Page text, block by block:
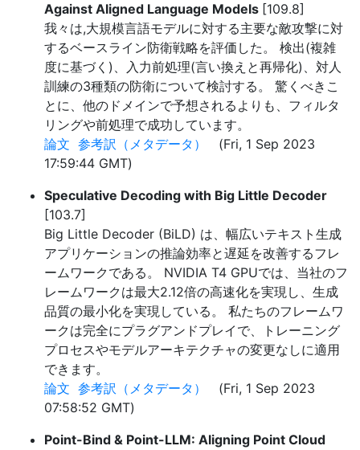
Against Aligned Language Models [109.8]
我々は,大規模言語モデルに対する主要な敵攻撃に対
するベースライン防衛戦略を評価した。 検出(複雑
度に基づく)、入力前処理(言い換えと再帰化)、対人
訓練の3種類の防衛について検討する。 驚くべきこ
とに、他のドメインで予想されるよりも、フィルタ
リングや前処理で成功しています。
論文 参考訳（メタデータ）
(Fri, 1 Sep 2023
17:59:44 GMT)
Speculative Decoding with Big Little Decoder
[103.7]
Big Little Decoder (BiLD) は、幅広いテキスト生成
アプリケーションの推論効率と遅延を改善するフレ
ームワークである。 NVIDIA T4 GPUでは、当社のフ
レームワークは最大2.12倍の高速化を実現し、生成
品質の最小化を実現している。 私たちのフレームワ
ークは完全にプラグアンドプレイで、トレーニング
プロセスやモデルアーキテクチャの変更なしに適用
できます。
論文 参考訳（メタデータ）
(Fri, 1 Sep 2023
07:58:52 GMT)
Point-Bind & Point-LLM: Aligning Point Cloud